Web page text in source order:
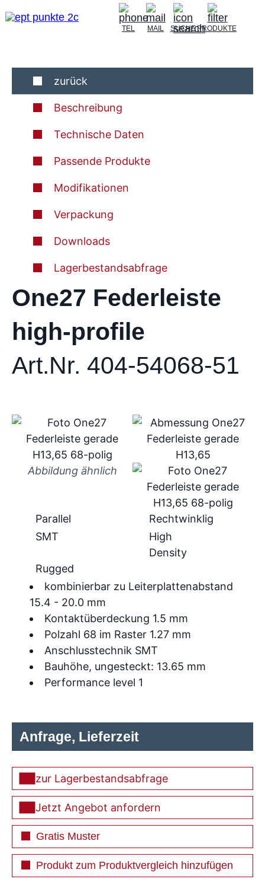
TEL MAIL SUCHEPRODUKTE
zurück
Beschreibung
Technische Daten
Passende Produkte
Modifikationen
Verpackung
Downloads
Lagerbestandsabfrage
One27 Federleiste
high-profile
Art.Nr. 404-54068-51
Abbildung ähnlich
kombinierbar zu Leiterplattenabstand
15.4 - 20.0 mm
Kontaktüberdeckung 1.5 mm
Polzahl 68 im Raster 1.27 mm
Anschlusstechnik SMT
Bauhöhe, ungesteckt: 13.65 mm
Performance level 1
Parallel
Rechtwinklig
SMT
High
Density
Rugged
Anfrage, Lieferzeit
zur Lagerbestandsabfrage
Jetzt Angebot anfordern
Gratis Muster
Produkt zum Produktvergleich hinzufügen